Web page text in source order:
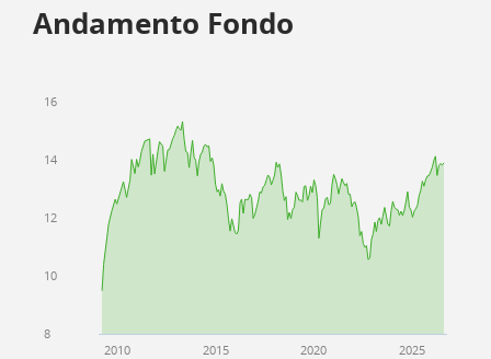
Andamento Fondo
2010 2015 2020 2025
8
10
12
14
16